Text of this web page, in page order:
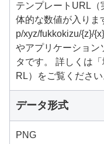
テンプレートURL（
体的な数値が入りま
p/xyz/fukkokizu/
やアプリケーション
タです。 詳しくは
RL）をご覧ください
データ形式
PNG